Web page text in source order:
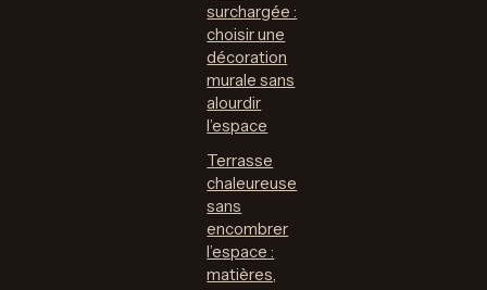
surchargée :
choisir une
décoration
murale sans
alourdir
l’espace
Terrasse
chaleureuse
sans
encombrer
l’espace :
matières,